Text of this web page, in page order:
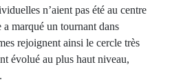
n’aient pas été au centre
a marqué un tournant dans
rejoignent ainsi le cercle très
évolué au plus haut niveau,